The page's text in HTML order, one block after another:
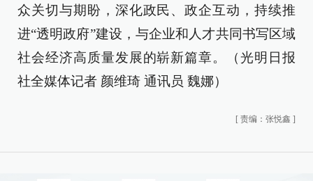
众关切与期盼，深化政民、政企互动，持续推
进“透明政府”建设，与企业和人才共同书写区域
社会经济高质量发展的崭新篇章。（光明日报
社全媒体记者 颜维琦 通讯员 魏娜）
[ 责编：张悦鑫 ]